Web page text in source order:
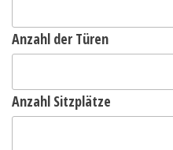
Anzahl der Türen
Anzahl Sitzplätze